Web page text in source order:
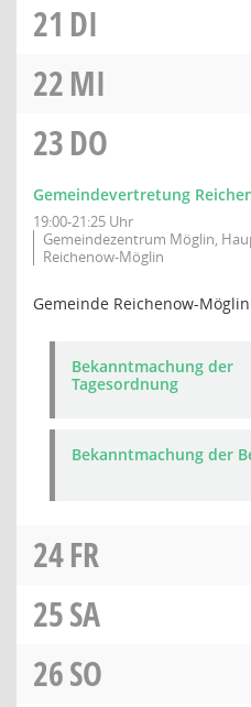
21 DI
22MI
23DO
Gemeindevertretung
19:00-21:25 Uhr
Gemeindezentrum Möglin,
Reichenow-Möglin
Gemeinde Reichenow-Möglin
Bekanntmachung der
Tagesordnung
Bekanntmachung der
24FR
25SA
26SO